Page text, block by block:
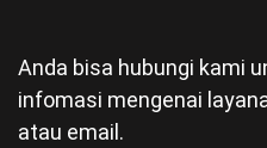
Anda bisa hubungi kami
infomasi mengenai
atau email.